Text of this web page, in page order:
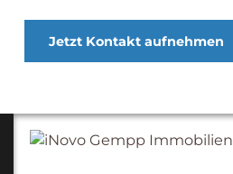
Jetzt Kontakt aufnehmen